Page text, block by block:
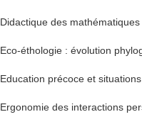
Didactique des
Eco-éthologie : évolution
Education précoce et
Ergonomie des interactions